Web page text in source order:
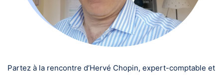
Partez à la rencontre d’Hervé Chopin, expert-comptable et